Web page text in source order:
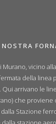
vicino
della linea
arrivano le
che proviene
Stazione